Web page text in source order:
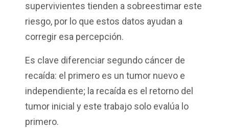
supervivientes tienden a sobreestimar este
riesgo, por lo que estos datos ayudan a
corregir esa percepción.
Es clave diferenciar segundo cáncer de
recaída: el primero es un tumor nuevo e
independiente; la recaída es el retorno del
tumor inicial y este trabajo solo evalúa lo
primero.